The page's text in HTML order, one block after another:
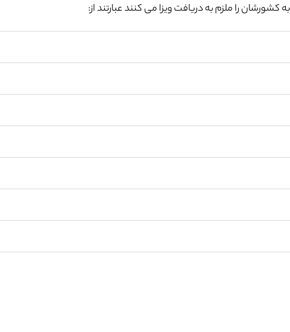
را ملزم به دریافت ویزا می کنند عبارتند از: